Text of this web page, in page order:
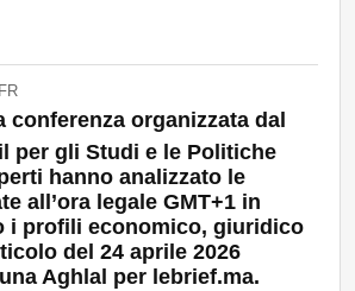
conferenza organizzata dal
per gli Studi e le Politiche
hanno analizzato le
all’ora legale GMT+1 in
i profili economico, giuridico
del 24 aprile 2026
Aghlal per lebrief.ma.